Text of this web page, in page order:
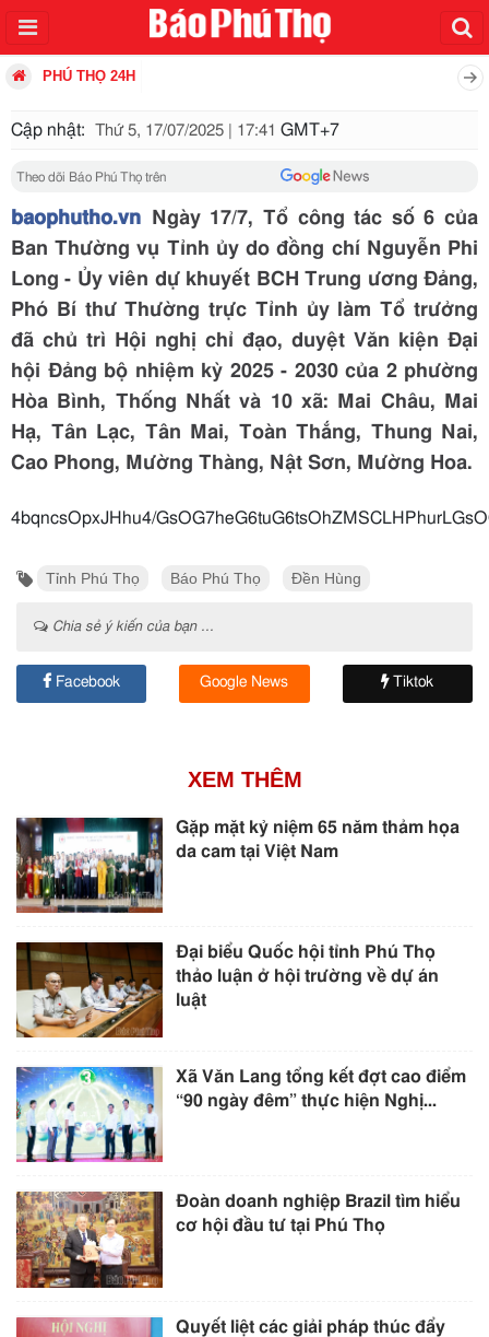
PHÚ THỌ 24H
Cập nhật: Thứ 5, 17/07/2025 | 17:41 GMT+7
Theo dõi Báo Phú Thọ trên
baophutho.vn Ngày 17/7, Tổ công tác số 6 của
Ban Thường vụ Tỉnh ủy do đồng chí Nguyễn Phi
Long - Ủy viên dự khuyết BCH Trung ương Đảng,
Phó Bí thư Thường trực Tỉnh ủy làm Tổ trưởng
đã chủ trì Hội nghị chỉ đạo, duyệt Văn kiện Đại
hội Đảng bộ nhiệm kỳ 2025 - 2030 của 2 phường
Hòa Bình, Thống Nhất và 10 xã: Mai Châu, Mai
Hạ, Tân Lạc, Tân Mai, Toàn Thắng, Thung Nai,
Cao Phong, Mường Thàng, Nật Sơn, Mường Hoa.
4bqncsOpxJHhu4/
Tỉnh Phú Thọ Báo Phú Thọ Đền Hùng
Chia sẻ ý kiến của bạn ...
Facebook Google News Tiktok
XEM THÊM
Gặp mặt kỷ niệm 65 năm thảm họa
da cam tại Việt Nam
Đại biểu Quốc hội tỉnh Phú Thọ
thảo luận ở hội trường về dự án
luật
Xã Văn Lang tổng kết đợt cao điểm
“90 ngày đêm” thực hiện Nghị...
Đoàn doanh nghiệp Brazil tìm hiểu
cơ hội đầu tư tại Phú Thọ
Quyết liệt các giải pháp thúc đẩy